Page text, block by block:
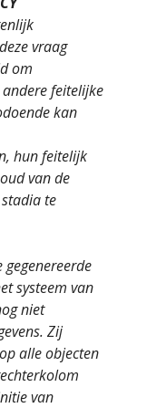
vraag
om
feitelijke
kan
hun feitelijk
van de
te
gegenereerde
systeem van
niet
Zij
alle objecten
van